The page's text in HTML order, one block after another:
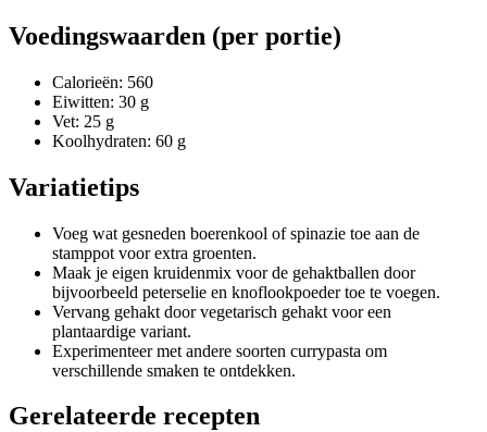
Voedingswaarden (per portie)
Calorieën: 560
Eiwitten: 30 g
Vet: 25 g
Koolhydraten: 60 g
Variatietips
Voeg wat gesneden boerenkool of spinazie toe aan de
stamppot voor extra groenten.
Maak je eigen kruidenmix voor de gehaktballen door
bijvoorbeeld peterselie en knoflookpoeder toe te voegen.
Vervang gehakt door vegetarisch gehakt voor een
plantaardige variant.
Experimenteer met andere soorten currypasta om
verschillende smaken te ontdekken.
Gerelateerde recepten